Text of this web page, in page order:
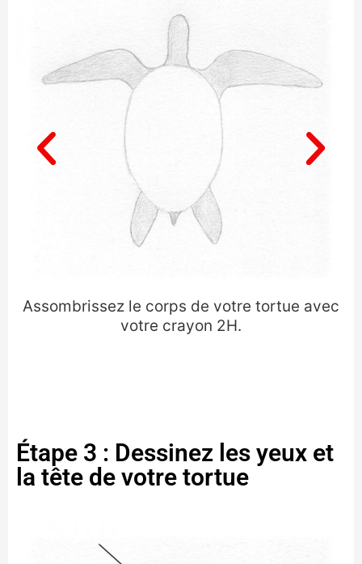
Assombrissez le corps de votre tortue avec
votre crayon 2H.
Étape 3 : Dessinez les yeux et
la tête de votre tortue